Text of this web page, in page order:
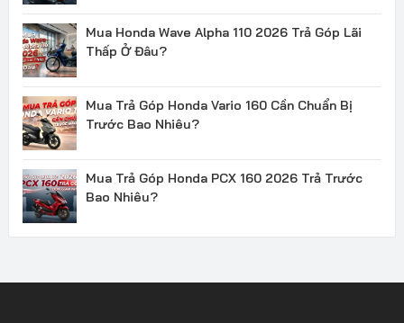
Mua Honda Wave Alpha 110 2026 Trả Góp Lãi
Thấp Ở Đâu?
Mua Trả Góp Honda Vario 160 Cần Chuẩn Bị
Trước Bao Nhiêu?
Mua Trả Góp Honda PCX 160 2026 Trả Trước
Bao Nhiêu?